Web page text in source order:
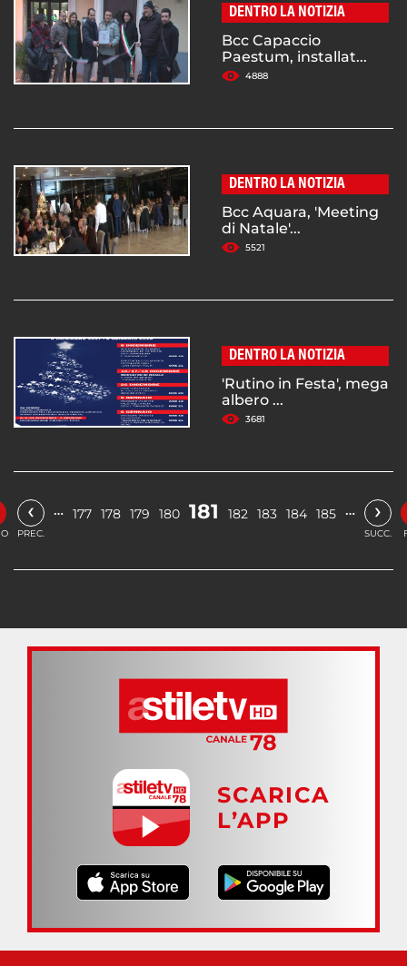
DENTRO LA NOTIZIA
Bcc Capaccio
Paestum, installat...
4888
DENTRO LA NOTIZIA
Bcc Aquara, 'Meeting
di Natale'...
5521
DENTRO LA NOTIZIA
'Rutino in Festa', mega
albero ...
3681
‹
PREC.
… 177 178 179 180 181 182 183 184 185 … ›
SUCC.
SCARICA
L’APP